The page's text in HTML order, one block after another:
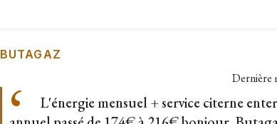
BUTAGAZ
Dernière
L'énergie mensuel + service citerne